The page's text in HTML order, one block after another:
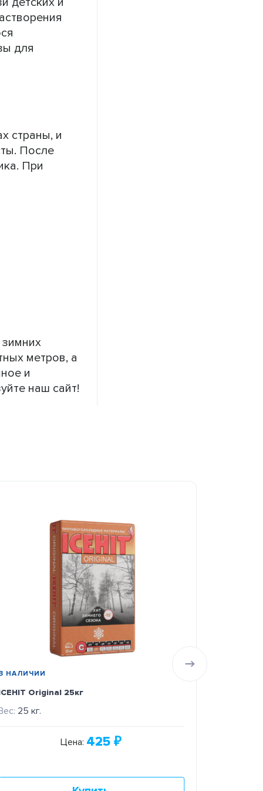
для
страны, и
После
При
метров, а
и
наш сайт!
НАЛИЧИИ
Original 25кг
25 кг.
Цена: 425₽